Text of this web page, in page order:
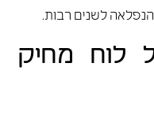
לשנים רבות.
לוח מחיק